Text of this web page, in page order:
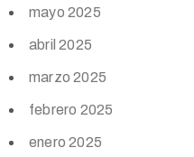
mayo 2025
abril 2025
marzo 2025
febrero 2025
enero 2025